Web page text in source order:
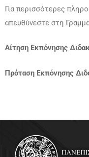
Για περισσότερες
απευθύνεστε στη
Αίτηση Εκπόνησης
Πρόταση Εκπόνησης